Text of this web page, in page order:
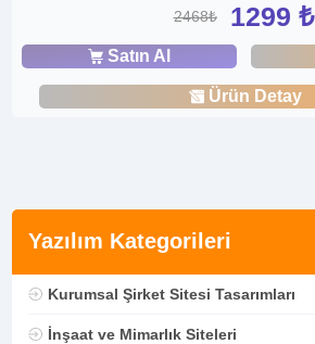
Yazılım Kategorileri
Kurumsal Şirket Sitesi Tasarımları
İnşaat ve Mimarlık Siteleri
2468₺ 1299 ₺
Satın Al
Ürün Detay